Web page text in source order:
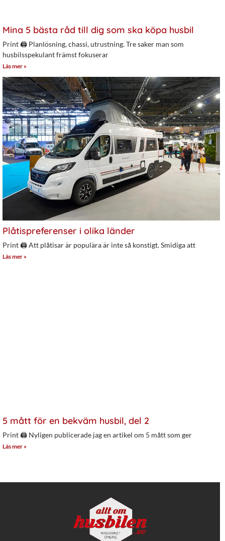
Mina 5 bästa råd till dig som ska köpa husbil
Print 🖨 Planlösning, chassi, utrustning. Tre saker man som
husbilsspekulant främst fokuserar
Läs mer »
Plåtispreferenser i olika länder
Print 🖨 Att plåtisar är populära är inte så konstigt. Smidiga att
Läs mer »
5 mått för en bekväm husbil, del 2
Print 🖨 Nyligen publicerade jag en artikel om 5 mått som ger
Läs mer »